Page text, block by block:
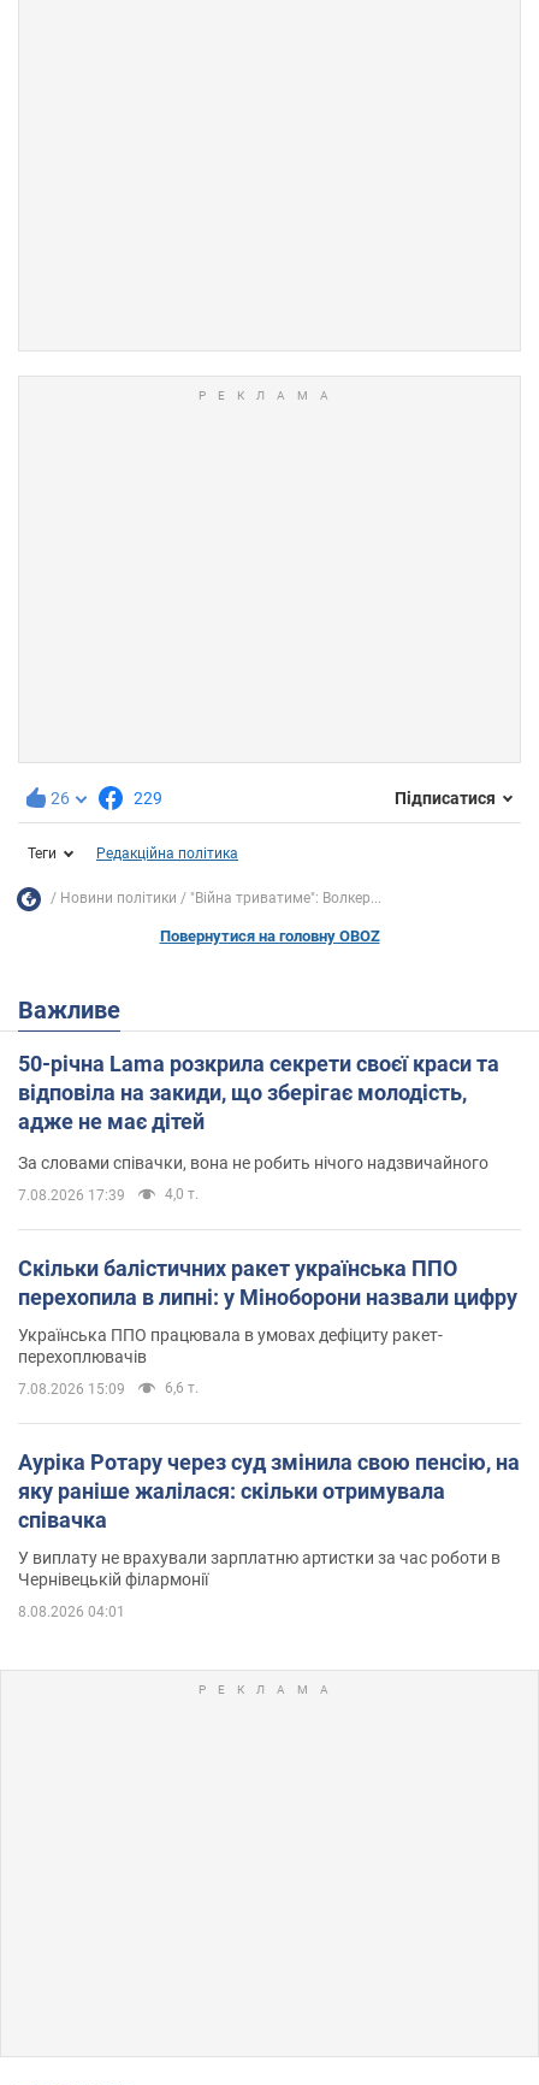
26 229 Підписатися
Теги Редакційна політика
Новини політики "Війна триватиме": Волкер...
Повернутися на головну OBOZ
Важливе
50-річна Lama розкрила секрети своєї краси та
відповіла на закиди, що зберігає молодість,
адже не має дітей
За словами співачки, вона не робить нічого надзвичайного
7.08.2026 17:39 4,0 т.
Скільки балістичних ракет українська ППО
перехопила в липні: у Міноборони назвали цифру
Українська ППО працювала в умовах дефіциту ракет-
перехоплювачів
7.08.2026 15:09 6,6 т.
Ауріка Ротару через суд змінила свою пенсію, на
яку раніше жалілася: скільки отримувала
співачка
У виплату не врахували зарплатню артистки за час роботи в
Чернівецькій філармонії
8.08.2026 04:01